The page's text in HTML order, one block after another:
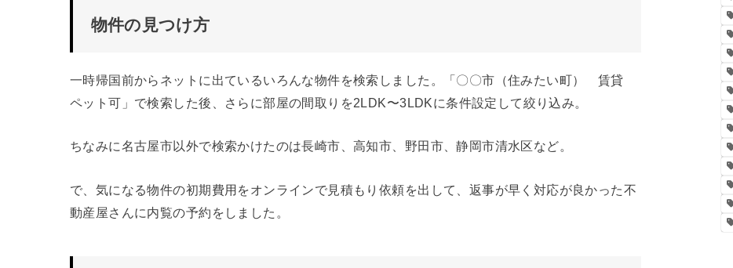
物件の見つけ方
一時帰国前からネットに出ているいろんな物件を検索しました。「〇〇市（住みたい町） 賃貸
ペット可」で検索した後、さらに部屋の間取りを2LDK〜3LDKに条件設定して絞り込み。
ちなみに名古屋市以外で検索かけたのは長崎市、高知市、野田市、静岡市清水区など。
で、気になる物件の初期費用をオンラインで見積もり依頼を出して、返事が早く対応が良かった不
動産屋さんに内覧の予約をしました。